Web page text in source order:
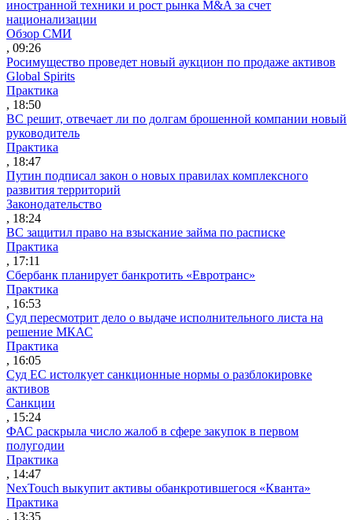
иностранной техники и рост рынка M&A за счет
национализации
Обзор СМИ
, 09:26
Росимущество проведет новый аукцион по продаже активов
Global Spirits
Практика
, 18:50
ВС решит, отвечает ли по долгам брошенной компании новый
руководитель
Практика
, 18:47
Путин подписал закон о новых правилах комплексного
развития территорий
Законодательство
, 18:24
ВС защитил право на взыскание займа по расписке
Практика
, 17:11
Сбербанк планирует банкротить «Евротранс»
Практика
, 16:53
Суд пересмотрит дело о выдаче исполнительного листа на
решение МКАС
Практика
, 16:05
Суд ЕС истолкует санкционные нормы о разблокировке
активов
Санкции
, 15:24
ФАС раскрыла число жалоб в сфере закупок в первом
полугодии
Практика
, 14:47
NexTouch выкупит активы обанкротившегося «Кванта»
Практика
, 13:35